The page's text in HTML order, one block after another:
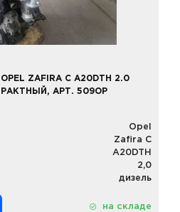
ZAFIRA C A20DTH 2.0
АРТ. 509OP
Opel
Zafira C
A20DTH
2,0
дизель
на складе